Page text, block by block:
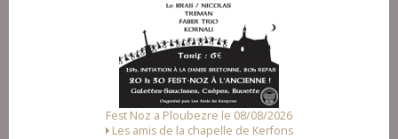
Fest Noz a Ploubezre le 08/08/2026
Les amis de la chapelle de Kerfons